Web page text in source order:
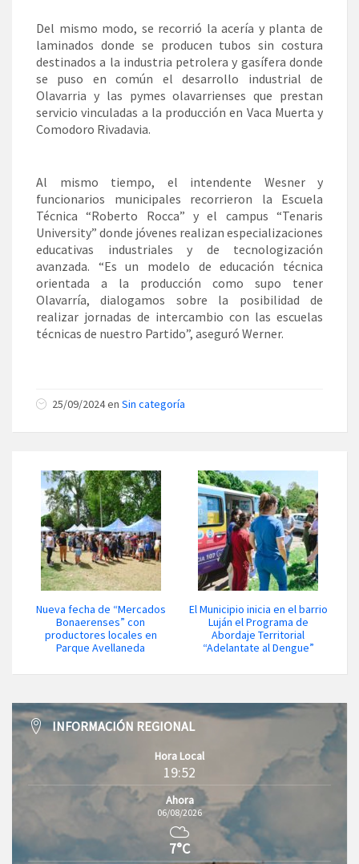
Del mismo modo, se recorrió la acería y planta de
laminados donde se producen tubos sin costura
destinados a la industria petrolera y gasífera donde
se puso en común el desarrollo industrial de
Olavarria y las pymes olavarrienses que prestan
servicio vinculadas a la producción en Vaca Muerta y
Comodoro Rivadavia.
Al mismo tiempo, el intendente Wesner y
funcionarios municipales recorrieron la Escuela
Técnica “Roberto Rocca” y el campus “Tenaris
University” donde jóvenes realizan especializaciones
educativas industriales y de tecnologización
avanzada. “Es un modelo de educación técnica
orientada a la producción como supo tener
Olavarría, dialogamos sobre la posibilidad de
realizar jornadas de intercambio con las escuelas
técnicas de nuestro Partido”, aseguró Werner.
25/09/2024 en Sin categoría
Nueva fecha de “Mercados
Bonaerenses” con
productores locales en
Parque Avellaneda
El Municipio inicia en el barrio
Luján el Programa de
Abordaje Territorial
“Adelantate al Dengue”
INFORMACIÓN REGIONAL
Hora Local
19:52
Ahora
06/08/2026
7°C